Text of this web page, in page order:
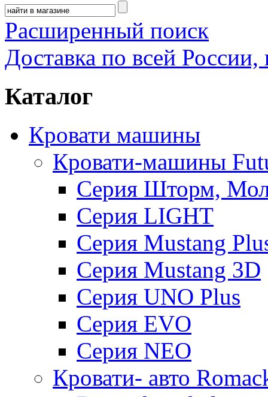
Расширенный поиск
Доставка по всей России,
Каталог
Кровати машины
Кровати-машины
Серия Шторм,
Серия LIGHT
Серия Mustang
Серия Mustang 3D
Серия UNO Plus
Серия EVO
Серия NEO
Кровати- авто